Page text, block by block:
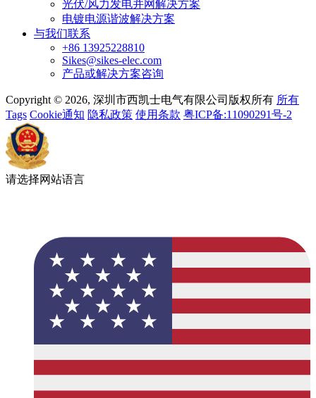
光伏/风力发电并网解决方案
电镀电源谐波解决方案
与我们联系
+86 13925228810
Sikes@sikes-elec.com
产品或解决方案咨询
Copyright © 2026, 深圳市西凯士电气有限公司版权所有 所有
Tags Cookie通知 隐私政策 使用条款 粤ICP备:11090291号-2
请选择网站语言